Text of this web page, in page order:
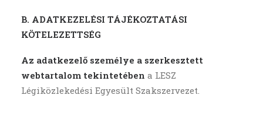
B. ADATKEZELÉSI TÁJÉKOZTATÁSI
KÖTELEZETTSÉG
Az adatkezelő személye a szerkesztett
webtartalom tekintetében a LESZ
Légiközlekedési Egyesült Szakszervezet.